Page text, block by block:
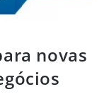
novas